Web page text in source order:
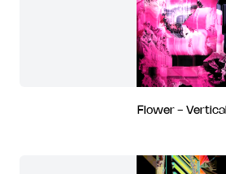
Flower - Vertical